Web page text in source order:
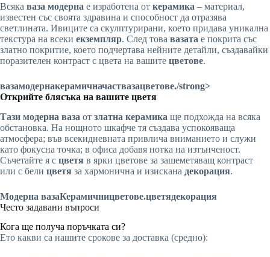
Всяка ваза модерна е изработена от керамика – материал,
известен със своята здравина и способност да отразява
светлината. Ивиците са скулптурирани, което придава уникална
текстура на всеки екземпляр. След това вазата е покрита със
златно покритие, което подчертава нейните детайли, създавайки
поразителен контраст с цвета на вашите цветове.
вазамодернакерамичначаствазацветове./strong>
Открийте блясъка на вашите цветя
Тази модерна ваза от златна керамика ще подхожда на всяка
обстановка. На нощното шкафче тя създава успокояваща
атмосфера; във всекидневната привлича вниманието и служи
като фокусна точка; в офиса добавя нотка на изтънченост.
Съчетайте я с цветя в ярки цветове за зашеметяващ контраст
или с бели цветя за хармонична и изискана декорация.
Модерна вазаКерамичницветове.цветядекорация
Често задавани въпроси
Кога ще получа поръчката си?
Ето какви са нашите срокове за доставка (средно):